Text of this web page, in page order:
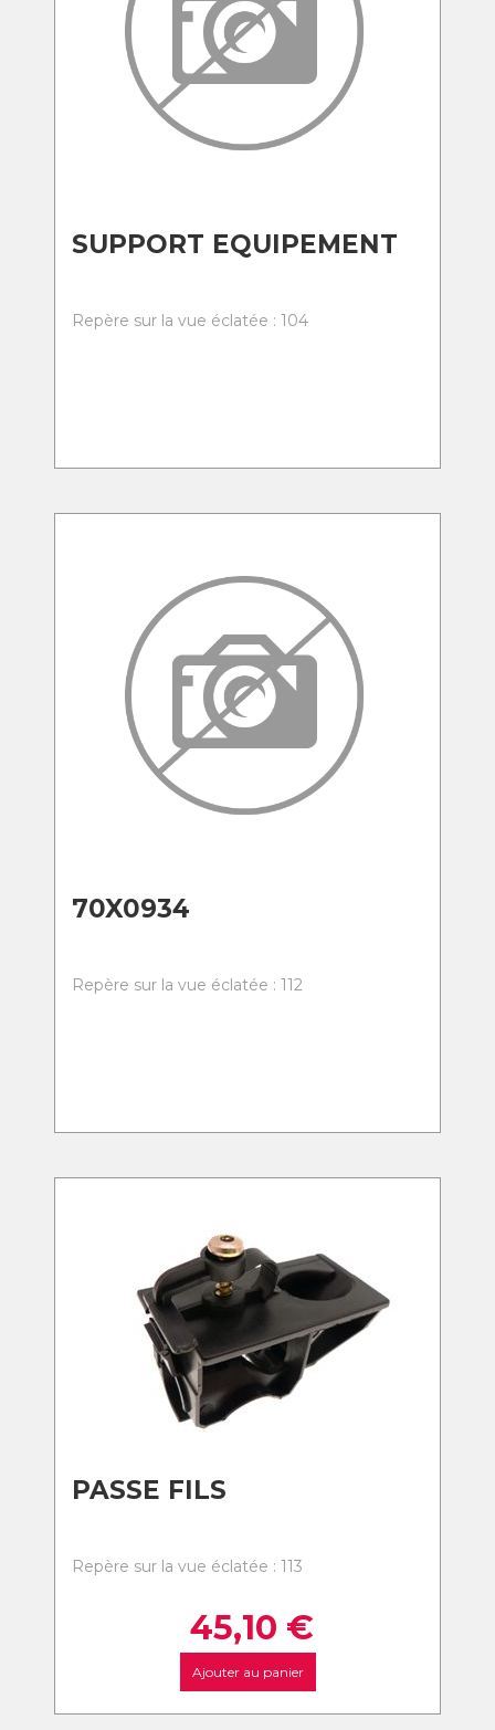
SUPPORT EQUIPEMENT
Repère sur la vue éclatée : 104
70X0934
Repère sur la vue éclatée : 112
PASSE FILS
Repère sur la vue éclatée : 113
45,10 €
Ajouter au panier